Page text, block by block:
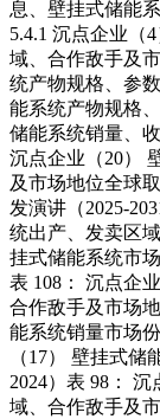
息、壁挂式储能
5.4.1 沉点企业（
域、合作敌手及
统产物规格、参
能系统产物规格
储能系统销量、
沉点企业（20）
及市场地位全球
发演讲（2025-
统出产、发卖区
挂式储能系统市
表 108： 沉点企
合作敌手及市场
能系统销量市场
（17） 壁挂式
2024）表 98：
域、合作敌手及